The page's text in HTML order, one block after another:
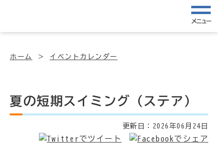
メニュー
ホーム イベントカレンダー
夏の短期スイミング（ステア）
更新日： 2026年06月24日